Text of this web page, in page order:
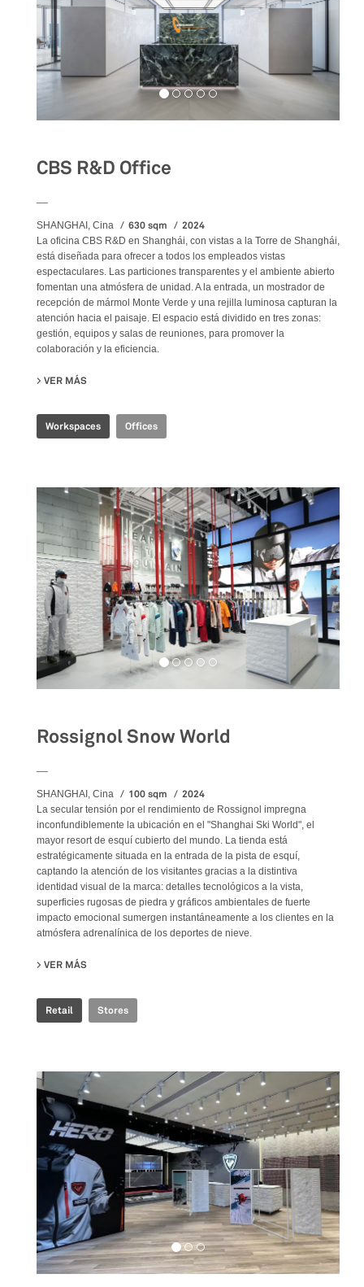
CBS R&D Office
SHANGHAI, Cina 630 sqm 2024
La oficina CBS R&D en Shanghái, con vistas a la Torre de Shanghái,
está diseñada para ofrecer a todos los empleados vistas
espectaculares. Las particiones transparentes y el ambiente abierto
fomentan una atmósfera de unidad. A la entrada, un mostrador de
recepción de mármol Monte Verde y una rejilla luminosa capturan la
atención hacia el paisaje. El espacio está dividido en tres zonas:
gestión, equipos y salas de reuniones, para promover la
colaboración y la eficiencia.
VER MÁS
Workspaces Offices
Rossignol Snow World
SHANGHAI, Cina 100 sqm 2024
La secular tensión por el rendimiento de Rossignol impregna
inconfundiblemente la ubicación en el "Shanghai Ski World", el
mayor resort de esquí cubierto del mundo. La tienda está
estratégicamente situada en la entrada de la pista de esquí,
captando la atención de los visitantes gracias a la distintiva
identidad visual de la marca: detalles tecnológicos a la vista,
superficies rugosas de piedra y gráficos ambientales de fuerte
impacto emocional sumergen instantáneamente a los clientes en la
atmósfera adrenalínica de los deportes de nieve.
VER MÁS
Retail Stores